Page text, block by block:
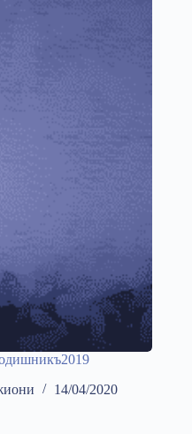
14/04/2020